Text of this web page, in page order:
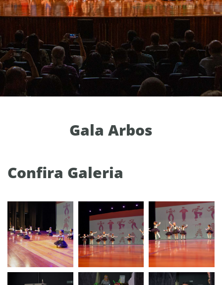
Gala Arbos
Confira Galeria